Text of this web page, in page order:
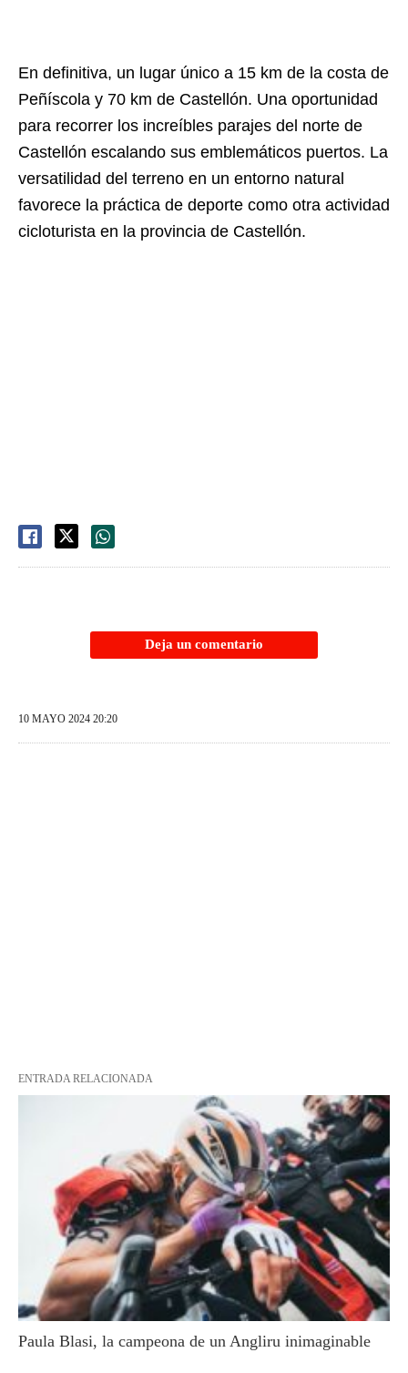
En definitiva, un lugar único a 15 km de la costa de
Peñíscola y 70 km de Castellón. Una oportunidad
para recorrer los increíbles parajes del norte de
Castellón escalando sus emblemáticos puertos. La
versatilidad del terreno en un entorno natural
favorece la práctica de deporte como otra actividad
cicloturista en la provincia de Castellón.
Deja un comentario
10 MAYO 2024 20:20
ENTRADA RELACIONADA
Paula Blasi, la campeona de un Angliru inimaginable